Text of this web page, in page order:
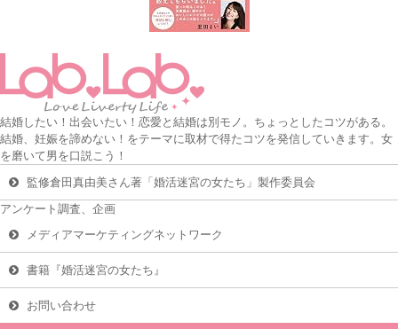
結婚したい！出会いたい！恋愛と結婚は別モノ。ちょっとしたコツがある。
結婚、妊娠を諦めない！をテーマに取材で得たコツを発信していきます。女
を磨いて男を口説こう！
監修倉田真由美さん著「婚活迷宮の女たち」製作委員会
アンケート調査、企画
メディアマーケティングネットワーク
書籍『婚活迷宮の女たち』
お問い合わせ